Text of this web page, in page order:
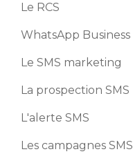
Le RCS
WhatsApp Business
Le SMS marketing
La prospection SMS
L'alerte SMS
Les campagnes SMS